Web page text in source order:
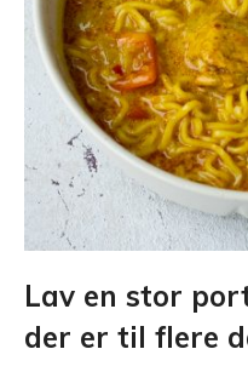
Lav en stor
der er til flere